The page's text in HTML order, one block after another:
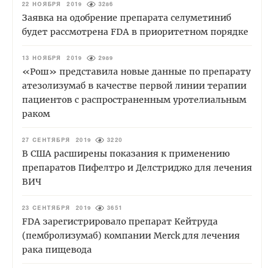
22 НОЯБРЯ 2019 3286
Заявка на одобрение препарата селуметиниб
будет рассмотрена FDA в приоритетном порядке
13 НОЯБРЯ 2019 2989
«Рош» представила новые данные по препарату
атезолизумаб в качестве первой линии терапии
пациентов с распространенным уротелиальным
раком
27 СЕНТЯБРЯ 2019 3220
В США расширены показания к применению
препаратов Пифелтро и Делстриджо для лечения
ВИЧ
23 СЕНТЯБРЯ 2019 3651
FDA зарегистрировало препарат Кейтруда
(пембролизумаб) компании Merck для лечения
рака пищевода